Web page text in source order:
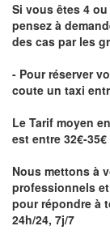
Si vous êtes 4
pensez à
des cas par les
- Pour réserver
coute un taxi
Le Tarif moyen
est entre 32€-
Nous mettons à
professionnels
pour répondre à
24h/24, 7j/7